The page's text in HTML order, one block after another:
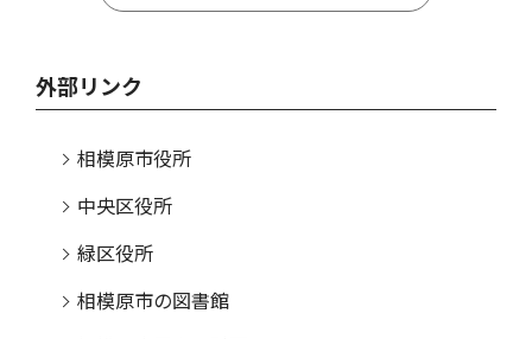
外部リンク
相模原市役所
中央区役所
緑区役所
相模原市の図書館